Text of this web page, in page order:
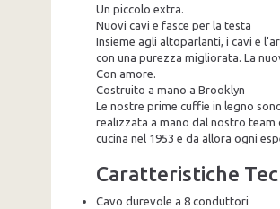
Un piccolo extra.
Nuovi cavi e fasce per la testa
Insieme agli altoparlanti, i cavi e
con una purezza migliorata. La
Con amore.
Costruito a mano a Brooklyn
Le nostre prime cuffie in legno
realizzata a mano dal nostro
cucina nel 1953 e da allora ogni
Caratteristiche
Cavo durevole a 8 conduttori